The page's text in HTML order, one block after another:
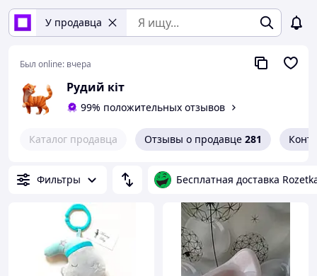
У продавца
Был online: вчера
Рудий кіт
99% положительных отзывов
Каталог продавца Отзывы о продавце 281
Фильтры Бесплатная доставка